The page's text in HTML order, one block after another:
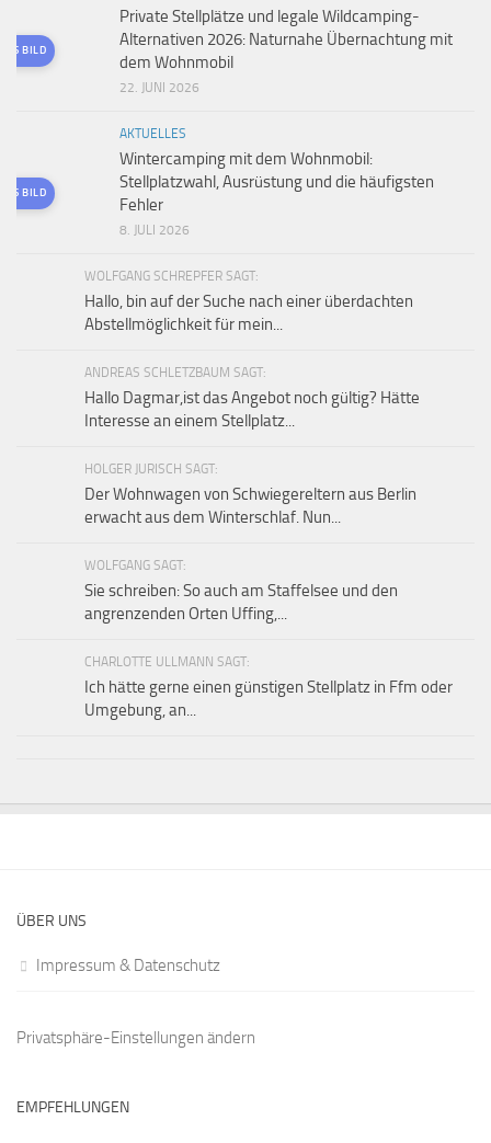
BILD
Private Stellplätze und legale Wildcamping-
Alternativen 2026: Naturnahe Übernachtung mit
dem Wohnmobil
22. JUNI 2026
BILD
AKTUELLES
Wintercamping mit dem Wohnmobil:
Stellplatzwahl, Ausrüstung und die häufigsten
Fehler
8. JULI 2026
WOLFGANG SCHREPFER SAGT:
Hallo, bin auf der Suche nach einer überdachten
Abstellmöglichkeit für mein...
ANDREAS SCHLETZBAUM SAGT:
Hallo Dagmar,ist das Angebot noch gültig? Hätte
Interesse an einem Stellplatz...
HOLGER JURISCH SAGT:
Der Wohnwagen von Schwiegereltern aus Berlin
erwacht aus dem Winterschlaf. Nun...
WOLFGANG SAGT:
Sie schreiben: So auch am Staffelsee und den
angrenzenden Orten Uffing,...
CHARLOTTE ULLMANN SAGT:
Ich hätte gerne einen günstigen Stellplatz in Ffm oder
Umgebung, an...
ÜBER UNS
Impressum & Datenschutz
Privatsphäre-Einstellungen ändern
EMPFEHLUNGEN